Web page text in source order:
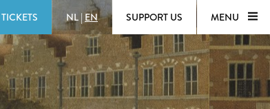
TICKETS NL | EN SUPPORT US MENU